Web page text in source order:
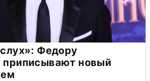
Федору
приписывают новый